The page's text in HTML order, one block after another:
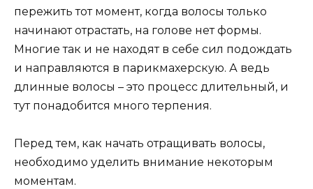
пережить тот момент, когда волосы только
начинают отрастать, на голове нет формы.
Многие так и не находят в себе сил подождать
и направляются в парикмахерскую. А ведь
длинные волосы – это процесс длительный, и
тут понадобится много терпения.
Перед тем, как начать отращивать волосы,
необходимо уделить внимание некоторым
моментам.